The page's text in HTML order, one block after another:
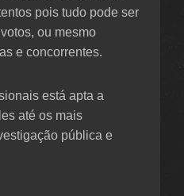
pois tudo pode ser
ou mesmo
e concorrentes.
está apta a
até os mais
pública e